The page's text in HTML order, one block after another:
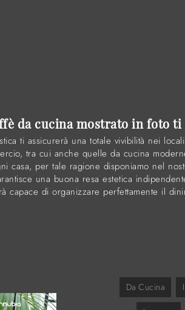
da cucina mostrato in foto ti
ti assicurerà una totale vivibilità nei
tra cui anche quelle da cucina
casa, per tale ragione disponiamo nel
una buona resa estetica
capace di organizzare perfettamente il
Da Cucina